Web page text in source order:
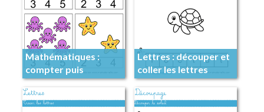
Mathématiques :
compter puis
entourer
Lettres : découper et
coller les lettres